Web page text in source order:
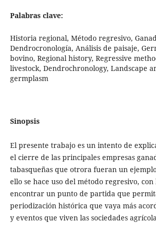
Palabras clave:
Historia regional, Método regresivo,
Dendrocronología, Análisis de paisaje,
bovino, Regional history, Regressive
livestock, Dendrochronology, Landscape
germplasm
Sinopsis
El presente trabajo es un intento de
el cierre de las principales empresas
tabasqueñas que otrora fueran un
ello se hace uso del método regresivo,
encontrar un punto de partida que
periodización histórica que vaya más
y eventos que viven las sociedades